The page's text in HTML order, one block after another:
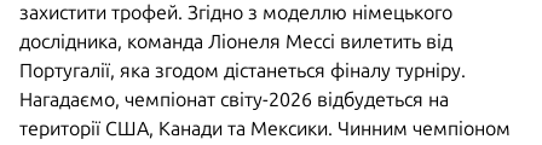
захистити трофей. Згідно з моделлю німецького
дослідника, команда Ліонеля Мессі вилетить від
Португалії, яка згодом дістанеться фіналу турніру.
Нагадаємо, чемпіонат світу-2026 відбудеться на
території США, Канади та Мексики. Чинним чемпіоном